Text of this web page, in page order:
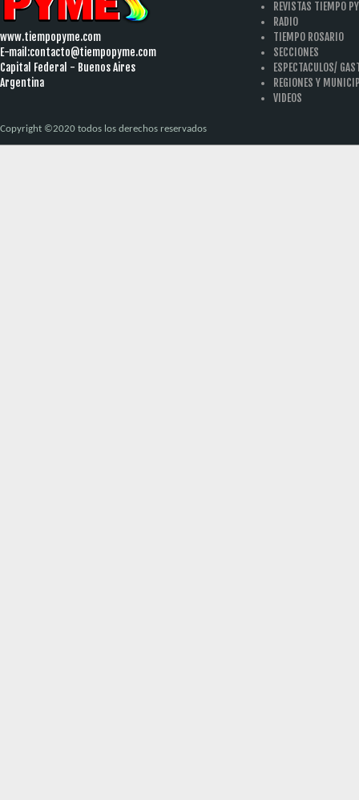
www.tiempopyme.com
E-mail:contacto@tiempopyme.com
Capital Federal - Buenos Aires
Argentina
REVISTAS TIEMPO
RADIO
TIEMPO ROSARIO
SECCIONES
ESPECTACULOS/
REGIONES Y
VIDEOS
Copyright ©2020 todos los derechos reservados